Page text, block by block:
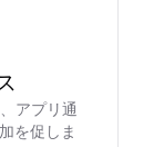
アプリ通
を促しま